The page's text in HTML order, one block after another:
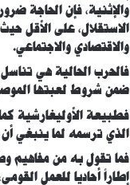
والإثنية، فإن الحاجة
الاستقلال، على الأقل
والاقتصادي والاجتماعي.
فالحرب الحالية هي
ضمن شروط لعبتها
فطبيعة الأوليغارشية
الذي ترسمه لما ينبغي
فما تقول به من مفاهيم
إطاراً أحاديا للعمل